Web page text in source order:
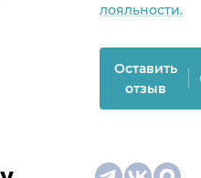
лояльности.
Оставить
отзыв